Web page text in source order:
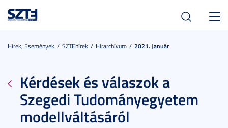
Hírek, Események SZTEhírek Hírarchívum 2021. Január
Kérdések és válaszok a
Szegedi Tudományegyetem
modellváltásáról